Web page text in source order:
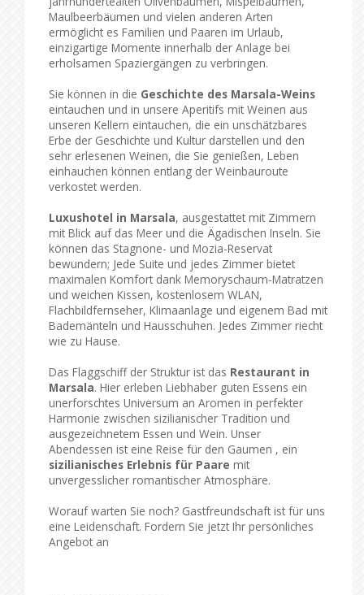
Maulbeerbäumen und vielen anderen Arten
ermöglicht es Familien und Paaren im Urlaub,
einzigartige Momente innerhalb der Anlage bei
erholsamen Spaziergängen zu verbringen.
Sie können in die Geschichte des Marsala-Weins
eintauchen und in unsere Aperitifs mit Weinen aus
unseren Kellern eintauchen, die ein unschätzbares
Erbe der Geschichte und Kultur darstellen und den
sehr erlesenen Weinen, die Sie genießen, Leben
einhauchen können entlang der Weinbauroute
verkostet werden.
Luxushotel in Marsala, ausgestattet mit Zimmern
mit Blick auf das Meer und die Ägadischen Inseln. Sie
können das Stagnone- und Mozia-Reservat
bewundern; Jede Suite und jedes Zimmer bietet
maximalen Komfort dank Memoryschaum-Matratzen
und weichen Kissen, kostenlosem WLAN,
Flachbildfernseher, Klimaanlage und eigenem Bad mit
Bademänteln und Hausschuhen. Jedes Zimmer riecht
wie zu Hause.
Das Flaggschiff der Struktur ist das Restaurant in
Marsala. Hier erleben Liebhaber guten Essens ein
unerforschtes Universum an Aromen in perfekter
Harmonie zwischen sizilianischer Tradition und
ausgezeichnetem Essen und Wein. Unser
Abendessen ist eine Reise für den Gaumen , ein
sizilianisches Erlebnis für Paare mit
unvergesslicher romantischer Atmosphäre.
Worauf warten Sie noch? Gastfreundschaft ist für uns
eine Leidenschaft. Fordern Sie jetzt Ihr persönliches
Angebot an